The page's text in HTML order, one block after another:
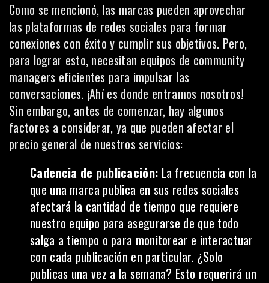
Como se mencionó, las marcas pueden aprovechar
las plataformas de redes sociales para formar
conexiones con éxito y cumplir sus objetivos. Pero,
para lograr esto, necesitan equipos de community
managers eficientes para impulsar las
conversaciones. ¡Ahí es donde entramos nosotros!
Sin embargo, antes de comenzar, hay algunos
factores a considerar, ya que pueden afectar el
precio general de nuestros servicios:
Cadencia de publicación: La frecuencia con la
que una marca publica en sus redes sociales
afectará la cantidad de tiempo que requiere
nuestro equipo para asegurarse de que todo
salga a tiempo o para monitorear e interactuar
con cada publicación en particular. ¿Solo
publicas una vez a la semana? Esto requerirá un